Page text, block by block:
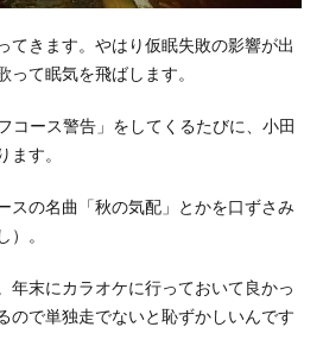
てきます。やはり仮眠失敗の影響が出
って眠気を飛ばします。
コース警告」をしてくるたびに、小田
ます。
スの名曲「秋の気配」とかを口ずさみ
）。
年末にカラオケに行っておいて良かっ
ので単独走でないと恥ずかしいんです